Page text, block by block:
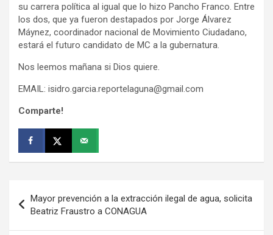
su carrera política al igual que lo hizo Pancho Franco. Entre
los dos, que ya fueron destapados por Jorge Álvarez
Máynez, coordinador nacional de Movimiento Ciudadano,
estará el futuro candidato de MC a la gubernatura.
Nos leemos mañana si Dios quiere.
EMAIL: isidro.garcia.reportelaguna@gmail.com
Comparte!
de
entradas
Mayor prevención a la extracción ilegal de agua, solicita
Beatriz Fraustro a CONAGUA